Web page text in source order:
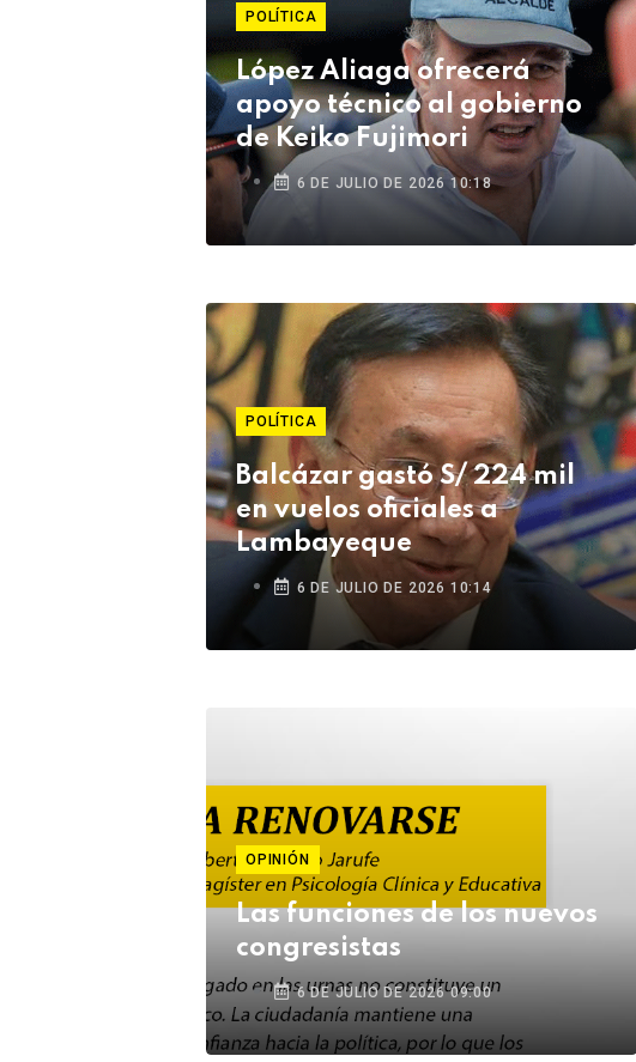
POLÍTICA
López Aliaga ofrecerá
apoyo técnico al gobierno
de Keiko Fujimori
6 DE JULIO DE 2026 10:18
POLÍTICA
Balcázar gastó S/ 224 mil
en vuelos oficiales a
Lambayeque
6 DE JULIO DE 2026 10:14
OPINIÓN
Las funciones de los nuevos
congresistas
6 DE JULIO DE 2026 09:00